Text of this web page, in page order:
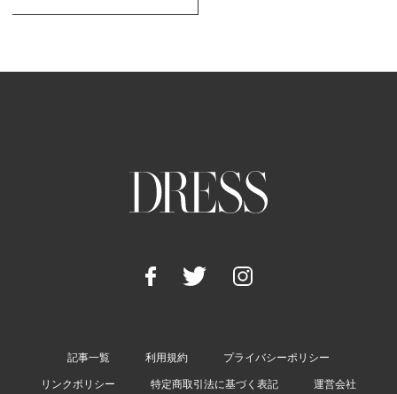
記事一覧 利用規約 プライバシーポリシー
リンクポリシー 特定商取引法に基づく表記 運営会社